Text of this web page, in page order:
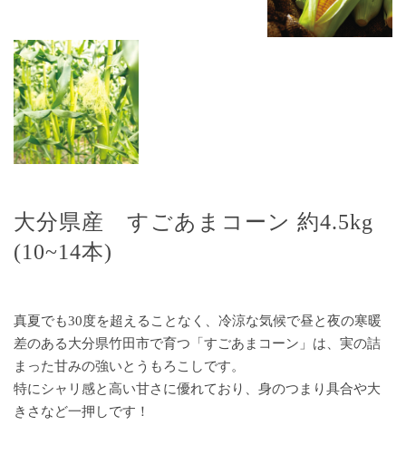
大分県産 すごあまコーン 約4.5kg
(10~14本)
真夏でも30度を超えることなく、冷涼な気候で昼と夜の寒暖
差のある大分県竹田市で育つ「すごあまコーン」は、実の詰
まった甘みの強いとうもろこしです。
特にシャリ感と高い甘さに優れており、身のつまり具合や大
きさなど一押しです！